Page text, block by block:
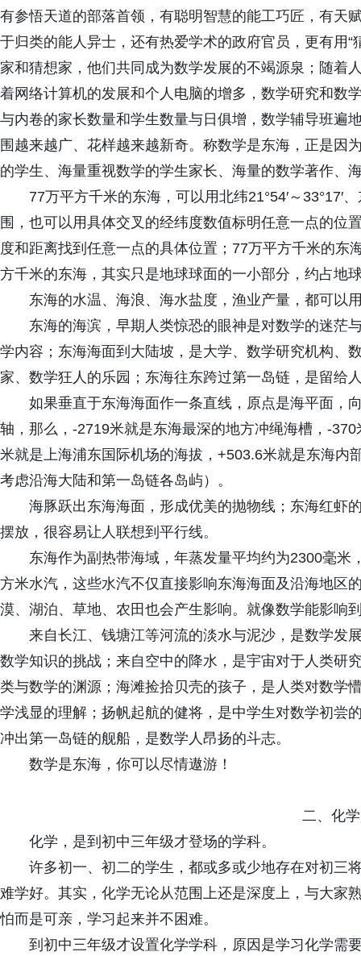
有参悟天道的部落首领，有聪明智慧的能工巧匠，有天
于归类的能人异士，还有热爱学术的政府官员，更有用
家和猜想家，他们共同成为数学发展的不竭源泉；随着
着网络计算机的发展和个人电脑的增多，数学研究和数
与内卷的家长数量和学生数量与日俱增，数学辅导班遍
围越来越广、花样越来越新奇。称数学是东海，正是因
的学生、海量重视数学的学生家长、海量的数学著作、
77万平方千米的东海，可以用北纬21°54′～33°17′
围，也可以用具体交叉的经纬度数值标明任意一点的位
度和距离找到任意一点的具体位置；77万平方千米的东
方千米的东海，其实只是地球球面的一小部分，约占地
东海的水温、海浪、海水盐度，渔业产量，都可以
东海的海滨，早期人类惊恐的眼神是对数学的迷茫
学内容；东海海面到大陆坡，是大学、数学研究机构、
家、数学狂人的乐园；东海往东跨过第一岛链，是留给
如果垂直于东海海面作一条直线，原点是海平面，
轴，那么，-2719米就是东海最深的地方冲绳海槽，-
米就是上海浦东国际机场的海拔，+503.6米就是东海
考虑沿海大陆和第一岛链各岛屿）。
海豚跃出东海海面，形成优美的抛物线；东海红虾
摆放，很容易让人联想到平行线。
东海作为副热带海域，年蒸发量平均约为2300毫
方米水汽，这些水汽不仅直接影响东海海面及沿海地区
漠、湖泊、草地、农田也会产生影响。就像数学能影响
来自长江、钱塘江等河流的淡水与泥沙，是数学发
数学知识的挑战；来自空中的降水，是宇宙对于人类研
类与数学的渊源；海滩捡拾贝壳的孩子，是人类对数学
学浅显的理解；扬帆起航的健将，是中学生对数学初尝
冲出第一岛链的舰船，是数学人昂扬的斗志。
数学是东海，你可以尽情遨游！
二、化
化学，是到初中三年级才登场的学科。
许多初一、初二的学生，都或多或少地存在对初三
难学好。其实，化学无论从范围上还是深度上，与大家
怕而是可亲，学习起来并不困难。
到初中三年级才设置化学学科，原因是学习化学需